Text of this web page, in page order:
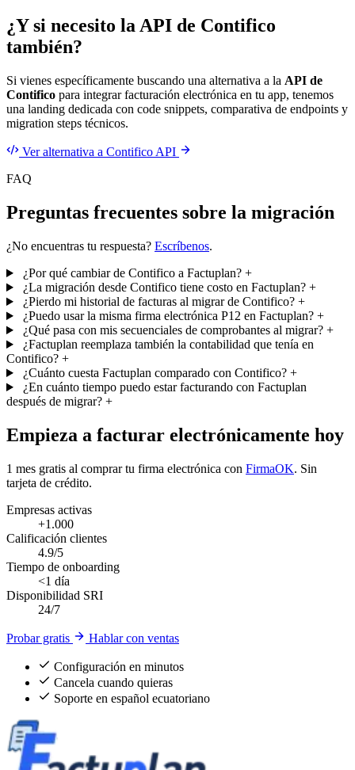
¿Y si necesito la API de Contifico
también?
Si vienes específicamente buscando una alternativa a la API de
Contifico para integrar facturación electrónica en tu app, tenemos
una landing dedicada con code snippets, comparativa de endpoints y
migration steps técnicos.
Ver alternativa a Contifico API
FAQ
Preguntas frecuentes sobre la migración
¿No encuentras tu respuesta? Escríbenos.
¿Por qué cambiar de Contifico a Factuplan? +
¿La migración desde Contifico tiene costo en Factuplan? +
¿Pierdo mi historial de facturas al migrar de Contifico? +
¿Puedo usar la misma firma electrónica P12 en Factuplan? +
¿Qué pasa con mis secuenciales de comprobantes al migrar? +
¿Factuplan reemplaza también la contabilidad que tenía en
Contifico? +
¿Cuánto cuesta Factuplan comparado con Contifico? +
¿En cuánto tiempo puedo estar facturando con Factuplan
después de migrar? +
Empieza a facturar electrónicamente hoy
1 mes gratis al comprar tu firma electrónica con FirmaOK. Sin
tarjeta de crédito.
Empresas activas
+1.000
Calificación clientes
4.9/5
Tiempo de onboarding
<1 día
Disponibilidad SRI
24/7
Probar gratis Hablar con ventas
Configuración en minutos
Cancela cuando quieras
Soporte en español ecuatoriano